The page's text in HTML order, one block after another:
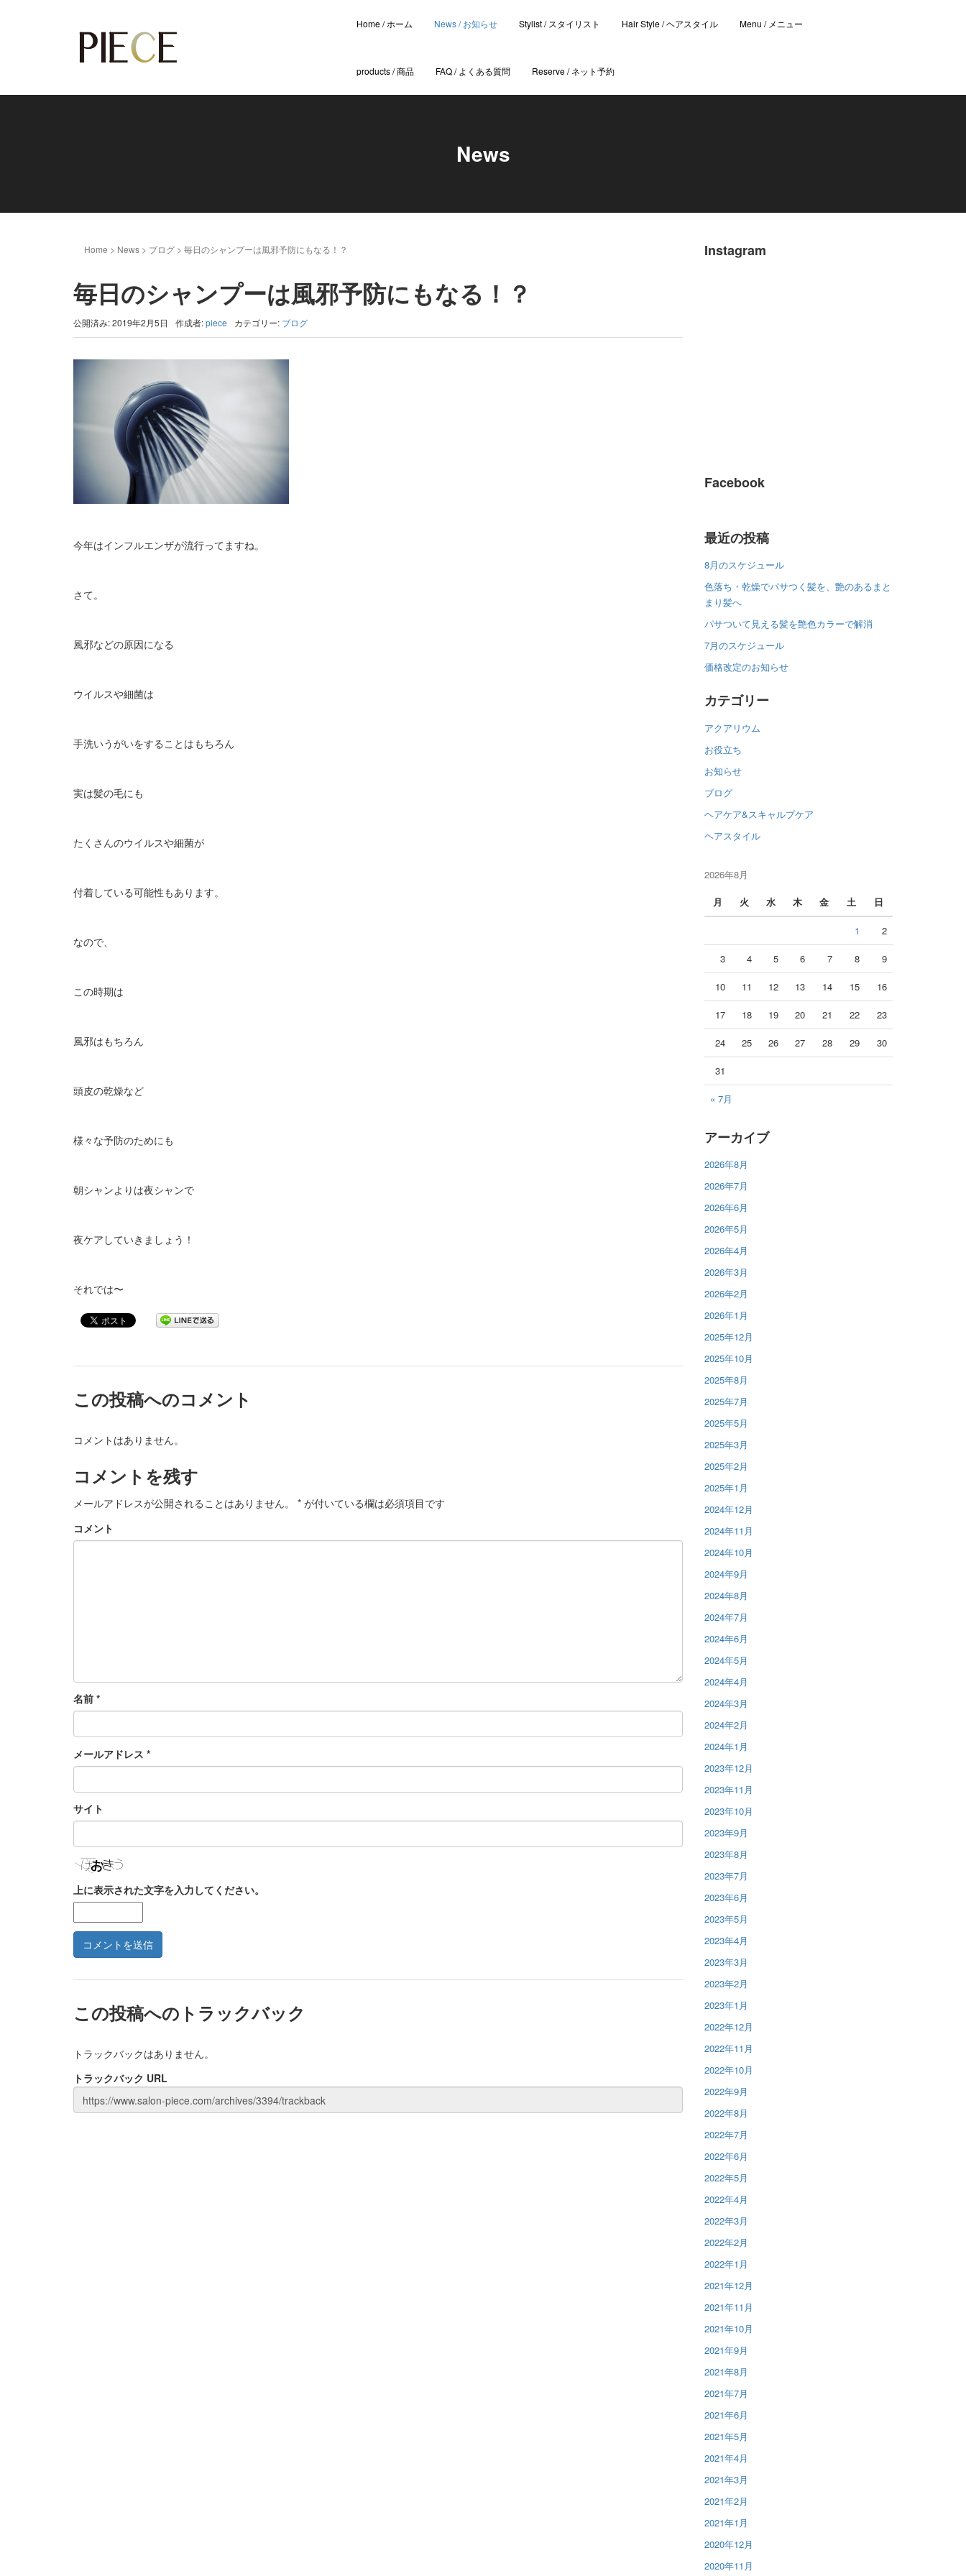
Home / ホーム News / お知らせ Stylist / スタイリスト Hair Style / ヘアスタイル Menu / メニュー
products / 商品 FAQ / よくある質問 Reserve / ネット予約
News
Home > News > ブログ > 毎日のシャンプーは風邪予防にもなる！？
毎日のシャンプーは風邪予防にもなる！？
公開済み: 2019年2月5日 作成者:piece カテゴリー: ブログ
今年はインフルエンザが流行ってますね。
さて。
風邪などの原因になる
ウイルスや細菌は
手洗いうがいをすることはもちろん
実は髪の毛にも
たくさんのウイルスや細菌が
付着している可能性もあります。
なので、
この時期は
風邪はもちろん
頭皮の乾燥など
様々な予防のためにも
朝シャンよりは夜シャンで
夜ケアしていきましょう！
それでは〜
この投稿へのコメント
コメントはありません。
コメントを残す
メールアドレスが公開されることはありません。 * が付いている欄は必須項目です
コメント
名前 *
メールアドレス *
サイト
上に表示された文字を入力してください。
この投稿へのトラックバック
トラックバックはありません。
トラックバック URL
Instagram
Facebook
最近の投稿
8月のスケジュール
色落ち・乾燥でパサつく髪を、艶のあるまと
まり髪へ
パサついて見える髪を艶色カラーで解消
7月のスケジュール
価格改定のお知らせ
カテゴリー
アクアリウム
お役立ち
お知らせ
ブログ
ヘアケア&スキャルプケア
ヘアスタイル
2026年8月
月
火 水 木 金 土 日
« 7月
1 2
3 4 5 6 7 8 9
10 11 12 13 14 15 16
17 18 19 20 21 22 23
24 25 26 27 28 29 30
31
アーカイブ
2026年8月
2026年7月
2026年6月
2026年5月
2026年4月
2026年3月
2026年2月
2026年1月
2025年12月
2025年10月
2025年8月
2025年7月
2025年5月
2025年3月
2025年2月
2025年1月
2024年12月
2024年11月
2024年10月
2024年9月
2024年8月
2024年7月
2024年6月
2024年5月
2024年4月
2024年3月
2024年2月
2024年1月
2023年12月
2023年11月
2023年10月
2023年9月
2023年8月
2023年7月
2023年6月
2023年5月
2023年4月
2023年3月
2023年2月
2023年1月
2022年12月
2022年11月
2022年10月
2022年9月
2022年8月
2022年7月
2022年6月
2022年5月
2022年4月
2022年3月
2022年2月
2022年1月
2021年12月
2021年11月
2021年10月
2021年9月
2021年8月
2021年7月
2021年6月
2021年5月
2021年4月
2021年3月
2021年2月
2021年1月
2020年12月
2020年11月